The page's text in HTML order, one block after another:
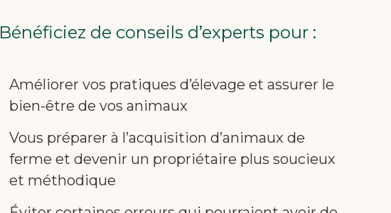
Bénéficiez de conseils d’experts pour :
Améliorer vos pratiques d’élevage et assurer le
bien-être de vos animaux
Vous préparer à l’acquisition d’animaux de
ferme et devenir un propriétaire plus soucieux
et méthodique